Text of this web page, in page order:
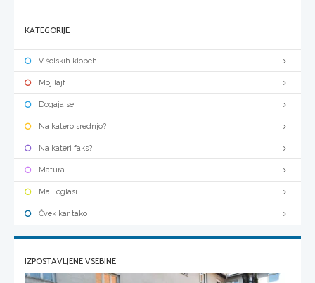
KATEGORIJE
V šolskih klopeh
Moj lajf
Dogaja se
Na katero srednjo?
Na kateri faks?
Matura
Mali oglasi
Čvek kar tako
IZPOSTAVLJENE VSEBINE